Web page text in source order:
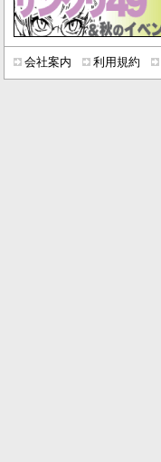
会社案内 利用規約